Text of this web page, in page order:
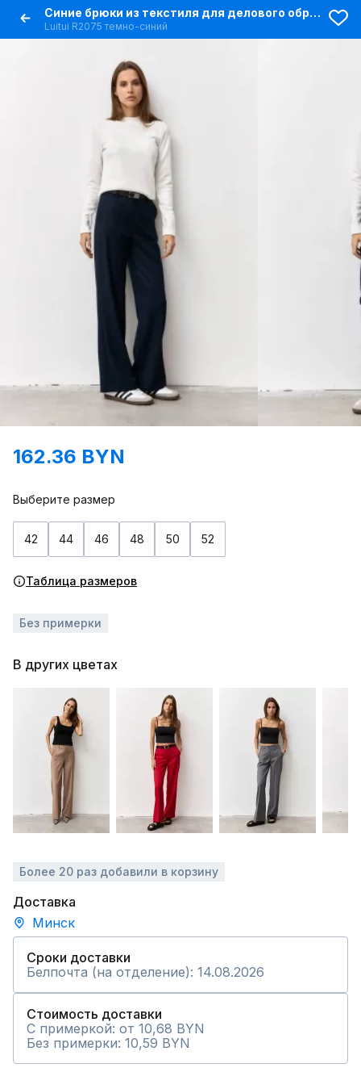
Синие брюки из текстиля для делового образа
Luitui R2075 темно-синий
162.36 BYN
Выберите размер
42 44 46 48 50 52
Таблица размеров
Без примерки
В других цветах
Более 20 раз добавили в корзину
Доставка
Минск
Сроки доставки
Белпочта (на отделение): 14.08.2026
Стоимость доставки
С примеркой: от 10,68 BYN
Без примерки: 10,59 BYN